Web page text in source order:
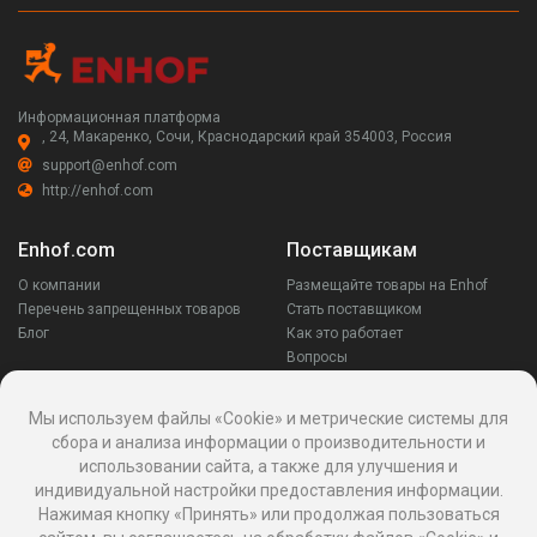
Информационная платформа
, 24, Макаренко, Сочи, Краснодарский край 354003, Россия
support@enhof.com
http://enhof.com
Enhof.com
О компании
Перечень запрещенных товаров
Блог
Поставщикам
Размещайте товары на Enhof
Стать поставщиком
Как это работает
Вопросы
Заказчикам
Аккаунт
Ваши запросы
Споры
Написать поставщику
Оставайся на связи
Мы используем файлы «Cookie» и метрические системы для
сбора и анализа информации о производительности и
использовании сайта, а также для улучшения и
индивидуальной настройки предоставления информации.
Нажимая кнопку «Принять» или продолжая пользоваться